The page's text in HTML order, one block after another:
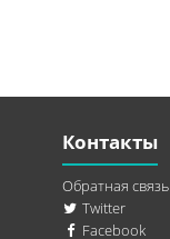
Контакты
Обратная связь
Twitter
Facebook